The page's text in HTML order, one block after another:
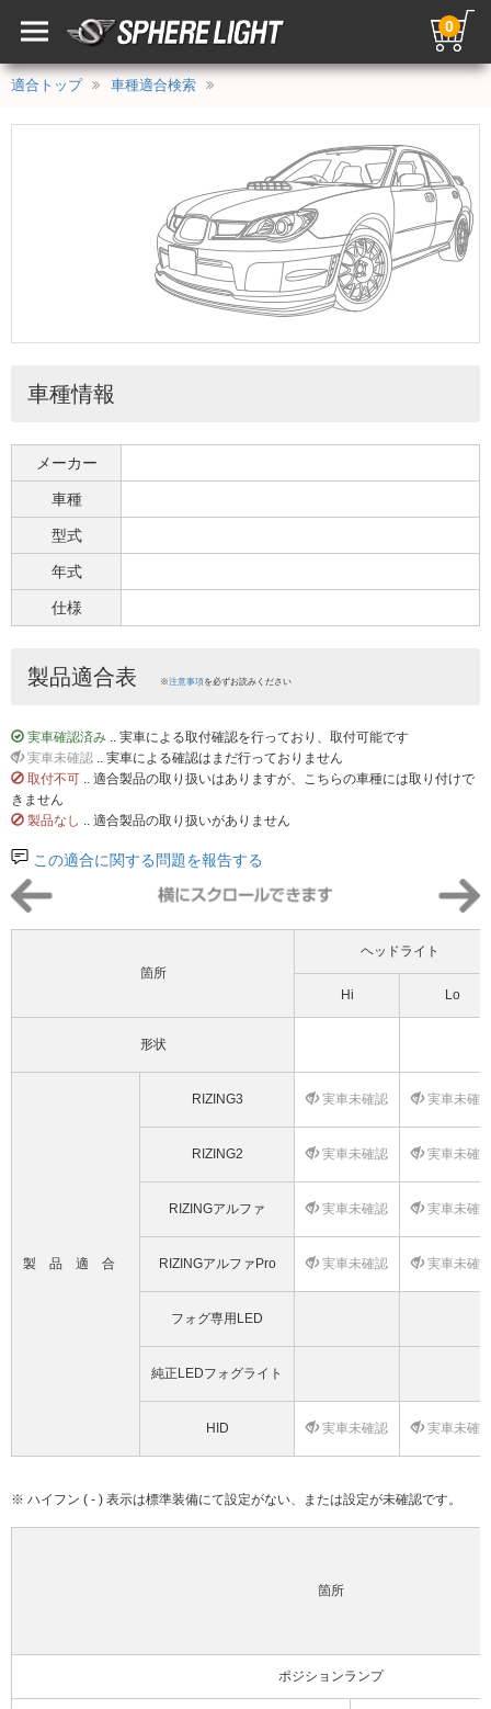
0
適合トップ 車種適合検索
車種情報
メーカー
車種
型式
年式
仕様
製品適合表 ※注意事項を必ずお読みください
実車確認済み .. 実車による取付確認を行っており、取付可能です
実車未確認 .. 実車による確認はまだ行っておりません
取付不可 .. 適合製品の取り扱いはありますが、こちらの車種には取り付けで
きません
製品なし .. 適合製品の取り扱いがありません
この適合に関する問題を報告する
箇所
ヘッドライト
Hi Lo
形状
製品適合
RIZING3 実車未確認 実車未確
RIZING2 実車未確認 実車未確
RIZINGアルファ 実車未確認 実車未確
RIZINGアルファPro 実車未確認 実車未確
フォグ専用LED
純正LEDフォグライト
HID 実車未確認 実車未確
※ ハイフン ( - ) 表示は標準装備にて設定がない、または設定が未確認です。
箇所
ポジションランプ